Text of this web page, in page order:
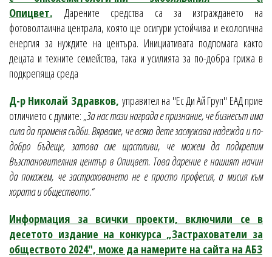
Опицвет.
Дарените средства са за изграждането на
фотоволтаична централа, която ще осигури устойчива и екологична
енергия за нуждите на центъра. Инициативата подпомага както
децата и техните семейства, така и усилията за по-добра грижа в
подкрепяща среда
Д-р Николай Здравков, управител на "Ес Ди Ай Груп" ЕАД прие
отличието с думите: „За нас тази награда е признание, че бизнесът има
сила да променя съдби. Вярваме, че всяко дете заслужава надежда и по-
добро бъдеще, затова сме щастливи, че можем да подкрепим
Възстановителния център в Опицвет. Това дарение е нашият начин
да покажем, че застраховането не е просто професия, а мисия към
хората и обществото.“
Информация за всички проекти, включили се в
десетото издание на конкурса „Застрахователи за
обществото 2024", може да намерите на сайта на АБЗ